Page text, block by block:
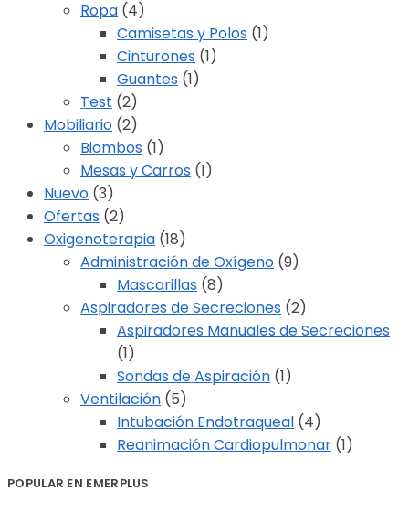
Ropa (4)
Camisetas y Polos (1)
Cinturones (1)
Guantes (1)
Test (2)
Mobiliario (2)
Biombos (1)
Mesas y Carros (1)
Nuevo (3)
Ofertas (2)
Oxigenoterapia (18)
Administración de Oxígeno (9)
Mascarillas (8)
Aspiradores de Secreciones (2)
Aspiradores Manuales de Secreciones
(1)
Sondas de Aspiración (1)
Ventilación (5)
Intubación Endotraqueal (4)
Reanimación Cardiopulmonar (1)
POPULAR EN EMERPLUS